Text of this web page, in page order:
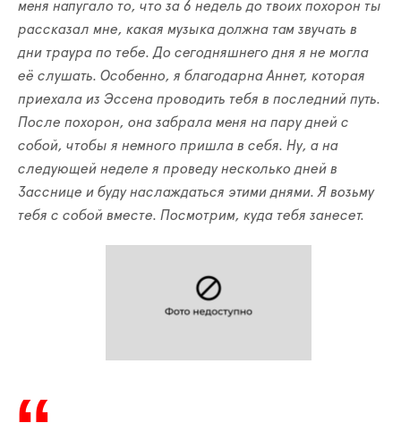
меня напугало то, что за 6 недель до твоих похорон ты
рассказал мне, какая музыка должна там звучать в
дни траура по тебе. До сегодняшнего дня я не могла
её слушать. Особенно, я благодарна Аннет, которая
приехала из Эссена проводить тебя в последний путь.
После похорон, она забрала меня на пару дней с
собой, чтобы я немного пришла в себя. Ну, а на
следующей неделе я проведу несколько дней в
Засснице и буду наслаждаться этими днями. Я возьму
тебя с собой вместе. Посмотрим, куда тебя занесет.